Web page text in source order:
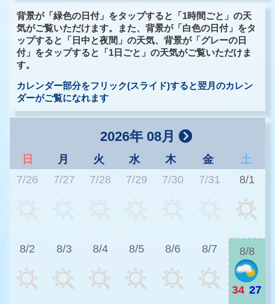
背景が「緑色の日付」をタップすると「1時間ごと」の天
気がご覧いただけます。また、背景が「白色の日付」をタ
ップすると「日中と夜間」の天気、背景が「グレーの日
付」をタップすると「1日ごと」の天気がご覧いただけま
す。
カレンダー部分をフリック(スライド)すると翌月のカレン
ダーがご覧になれます
2026年 08月
日 月 火 水 木 金
土
7/26
7/27 7/28 7/29 7/30 7/31 8/1
8/2 8/3 8/4 8/5 8/6 8/7 8/8
34 27